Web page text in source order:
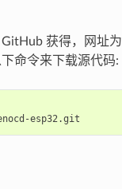
获得，网址为
命令来下载源代码: